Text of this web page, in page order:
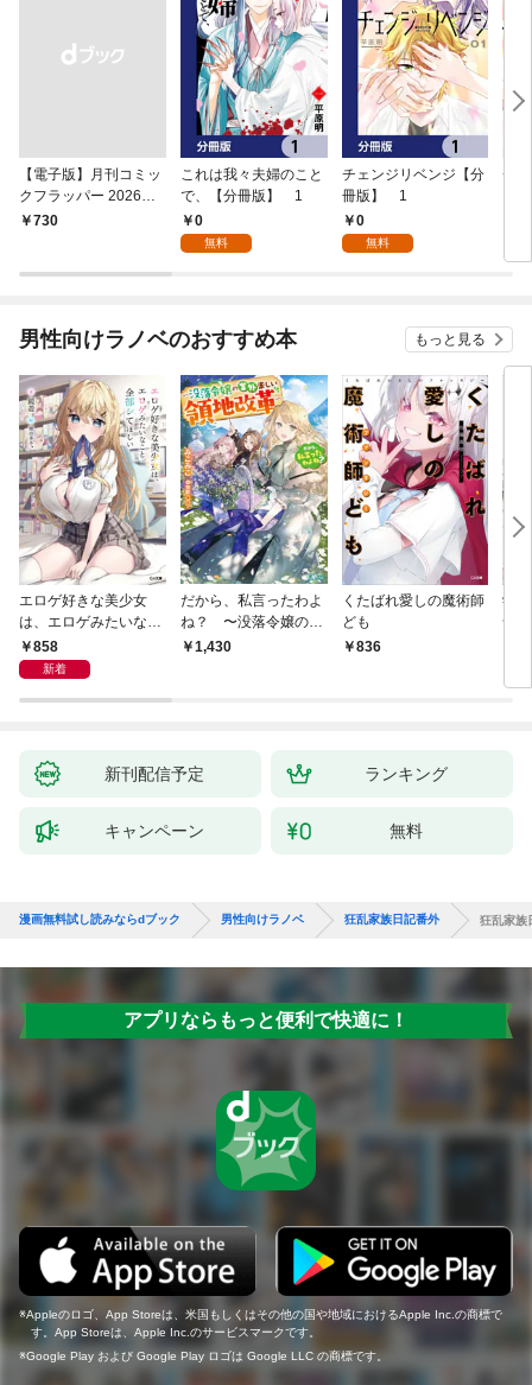
【電子版】月刊コミッ
クフラッパー 2026年9
月号
￥730
これは我々夫婦のこと
で、【分冊版】 1
0
無料
チェンジリベンジ【分
冊版】 1
0
無料
チ
男性向けラノベのおすすめ本 もっと見る
エロゲ好きな美少女
は、エロゲみたいなこ
と全部シてほしい【電
子ＳＳ特典付き】
858
新着
だから、私言ったわよ
ね？ 〜没落令嬢の案
外楽しい領地改革〜
1,430
くたばれ愛しの魔術師
ども
836
学
命
新刊配信予定 ランキング
キャンペーン 無料
漫画無料試し読みならdブック 男性向けラノベ 狂乱家族日記番外 狂乱家
アプリならもっと便利で快適に！
Appleのロゴ、App Storeは、米国もしくはその他の国や地域におけるApple Inc.の商標で
す。App Storeは、Apple Inc.のサービスマークです。
Google Play および Google Play ロゴは Google LLC の商標です。